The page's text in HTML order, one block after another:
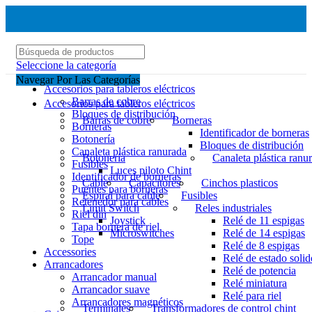
Seleccione la categoría
Accesorios para tableros eléctricos
Barras de cobre
Bloques de distribución
Borneras
Botonería
Canaleta plástica ranurada
Fusibles
Identificador de borneras
Puentes para borneras
Retenedor para cables
Riel din
Tapa bornera de riel
Tope
Accessories
Arrancadores
Arrancador manual
Arrancador suave
Arrancadores magnéticos
Navegar Por Las Categorías
Accesorios para tableros eléctricos
Barras de cobre
Borneras
Identificador de borneras
Bloques de distribución
Botonería
Luces piloto Chint
Canaleta plástica
Cable Capacitores
Cinchos plasticos
Espiral para cable
Fusibles
Limit Switch
Joystick
Microswitches
Reles industriales
Relé de 11 espigas
Relé de 14 espigas
Relé de 8 espigas
Relé de estado
Relé de potencia
Relé miniatura
Relé para riel
Terminales
Transformadores de control chint